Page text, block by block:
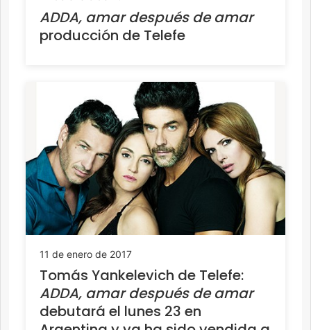
ADDA, amar después de amar
producción de Telefe
11 de enero de 2017
Tomás Yankelevich de Telefe:
ADDA, amar después de amar
debutará el lunes 23 en